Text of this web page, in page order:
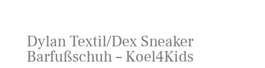
Dylan Textil/Dex Sneaker
Barfußschuh – Koel4Kids